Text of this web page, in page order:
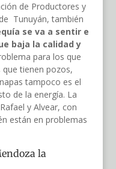
de Productores y
Tunuyán, también
se va a sentir e
baja la calidad y
para los que
tienen pozos,
tampoco es el
de la energía. La
y Alvear, con
están en problemas
la